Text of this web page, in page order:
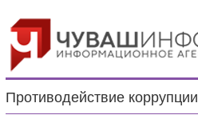
Противодействие коррупции